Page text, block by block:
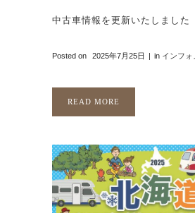
中古車情報を更新いたしました
Posted on 2025年7月25日 in インフォ
READ MORE